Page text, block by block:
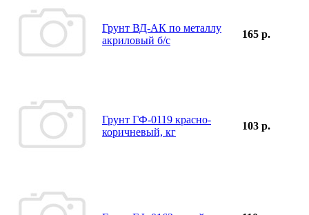
Грунт ВД-АК по металлу
акриловый б/с
165 р.
Грунт ГФ-0119 красно-
коричневый, кг
103 р.